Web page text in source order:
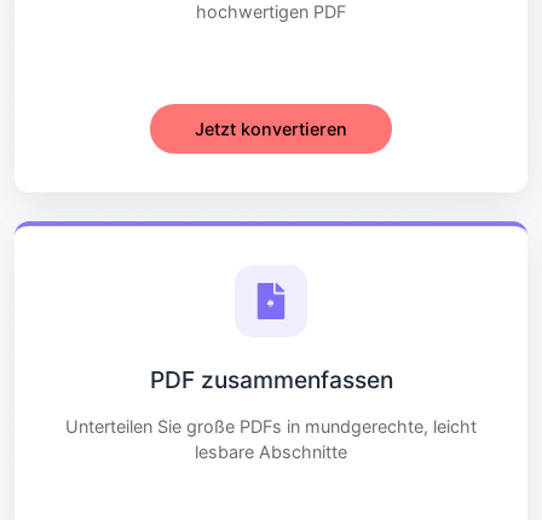
hochwertigen PDF
Jetzt konvertieren
PDF zusammenfassen
Unterteilen Sie große PDFs in mundgerechte, leicht
lesbare Abschnitte